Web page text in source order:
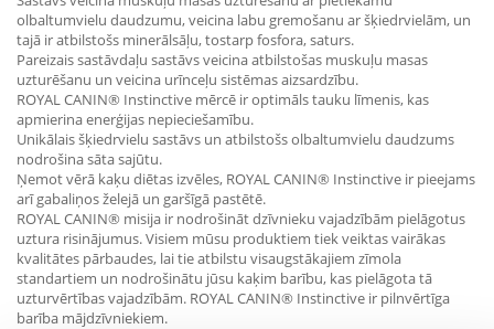
olbaltumvielu daudzumu, veicina labu gremošanu ar šķiedrvielām, un
tajā ir atbilstošs minerālsāļu, tostarp fosfora, saturs.
Pareizais sastāvdaļu sastāvs veicina atbilstošas muskuļu masas
uzturēšanu un veicina urīnceļu sistēmas aizsardzību.
ROYAL CANIN® Instinctive mērcē ir optimāls tauku līmenis, kas
apmierina enerģijas nepieciešamību.
Unikālais šķiedrvielu sastāvs un atbilstošs olbaltumvielu daudzums
nodrošina sāta sajūtu.
Ņemot vērā kaķu diētas izvēles, ROYAL CANIN® Instinctive ir pieejams
arī gabaliņos želejā un garšīgā pastētē.
ROYAL CANIN® misija ir nodrošināt dzīvnieku vajadzībām pielāgotus
uztura risinājumus. Visiem mūsu produktiem tiek veiktas vairākas
kvalitātes pārbaudes, lai tie atbilstu visaugstākajiem zīmola
standartiem un nodrošinātu jūsu kaķim barību, kas pielāgota tā
uzturvērtības vajadzībām. ROYAL CANIN® Instinctive ir pilnvērtīga
barība mājdzīvniekiem.